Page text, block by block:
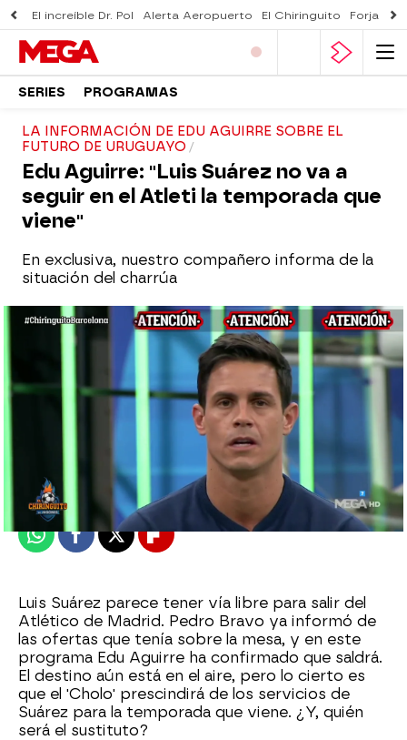
El increíble Dr. Pol Alerta Aeropuerto El Chiringuito Forjado
SERIES PROGRAMAS
LA INFORMACIÓN DE EDU AGUIRRE SOBRE EL
FUTURO DE URUGUAYO
Edu Aguirre: "Luis Suárez no va a
seguir en el Atleti la temporada que
viene"
En exclusiva, nuestro compañero informa de la
situación del charrúa
Publicado: 28 de enero de 2022, 01:44
WhatsappFacebook
X Flipboard
Luis Suárez parece tener vía libre para salir del
Atlético de Madrid. Pedro Bravo ya informó de
las ofertas que tenía sobre la mesa, y en este
programa Edu Aguirre ha confirmado que saldrá.
El destino aún está en el aire, pero lo cierto es
que el 'Cholo' prescindirá de los servicios de
Suárez para la temporada que viene. ¿Y, quién
será el sustituto?